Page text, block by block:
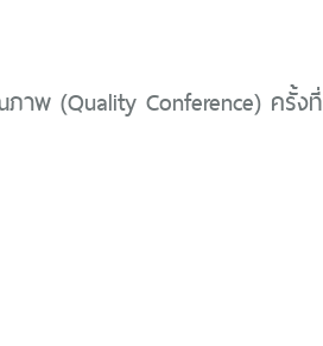
าพ (Quality Conference) ครั้งที่